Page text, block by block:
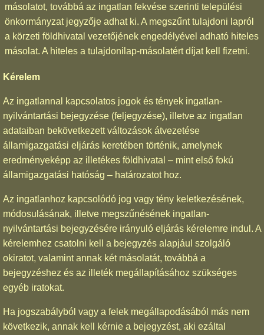
másolatot, továbbá az ingatlan fekvése szerinti települési
önkormányzat jegyzője adhat ki. A megszűnt tulajdoni lapról
a körzeti földhivatal vezetőjének engedélyével adható hiteles
másolat. A hiteles a tulajdonilap-másolatért díjat kell fizetni.
Kérelem
Az ingatlannal kapcsolatos jogok és tények ingatlan-
nyilvántartási bejegyzése (feljegyzése), illetve az ingatlan
adataiban bekövetkezett változások átvezetése
államigazgatási eljárás keretében történik, amelynek
eredményeképp az illetékes földhivatal – mint első fokú
államigazgatási hatóság – határozatot hoz.
Az ingatlanhoz kapcsolódó jog vagy tény keletkezésének,
módosulásának, illetve megszűnésének ingatlan-
nyilvántartási bejegyzésére irányuló eljárás kérelemre indul. A
kérelemhez csatolni kell a bejegyzés alapjául szolgáló
okiratot, valamint annak két másolatát, továbbá a
bejegyzéshez és az illeték megállapításához szükséges
egyéb iratokat.
Ha jogszabályból vagy a felek megállapodásából más nem
következik, annak kell kérnie a bejegyzést, aki ezáltal